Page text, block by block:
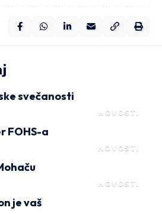
NOVOSTI
svečanosti
NOVOSTI
FOHS-a
NOVOSTI
je vaš